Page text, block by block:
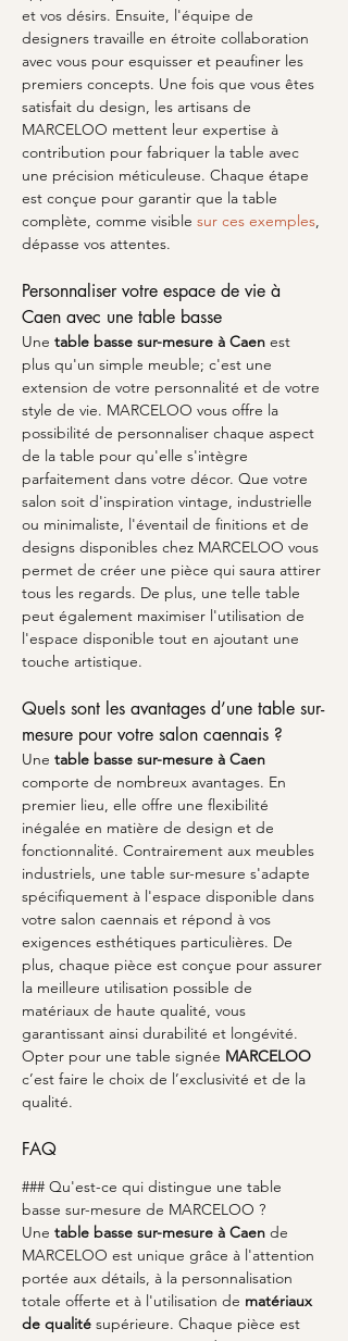
et vos désirs. Ensuite, l'équipe de
designers travaille en étroite collaboration
avec vous pour esquisser et peaufiner les
premiers concepts. Une fois que vous êtes
satisfait du design, les artisans de
MARCELOO mettent leur expertise à
contribution pour fabriquer la table avec
une précision méticuleuse. Chaque étape
est conçue pour garantir que la table
complète, comme visible sur ces exemples,
dépasse vos attentes.
Personnaliser votre espace de vie à
Caen avec une table basse
Une table basse sur-mesure à Caen est
plus qu'un simple meuble; c'est une
extension de votre personnalité et de votre
style de vie. MARCELOO vous offre la
possibilité de personnaliser chaque aspect
de la table pour qu'elle s'intègre
parfaitement dans votre décor. Que votre
salon soit d'inspiration vintage, industrielle
ou minimaliste, l'éventail de finitions et de
designs disponibles chez MARCELOO vous
permet de créer une pièce qui saura attirer
tous les regards. De plus, une telle table
peut également maximiser l'utilisation de
l'espace disponible tout en ajoutant une
touche artistique.
Quels sont les avantages d’une table sur-
mesure pour votre salon caennais ?
Une table basse sur-mesure à Caen
comporte de nombreux avantages. En
premier lieu, elle offre une flexibilité
inégalée en matière de design et de
fonctionnalité. Contrairement aux meubles
industriels, une table sur-mesure s'adapte
spécifiquement à l'espace disponible dans
votre salon caennais et répond à vos
exigences esthétiques particulières. De
plus, chaque pièce est conçue pour assurer
la meilleure utilisation possible de
matériaux de haute qualité, vous
garantissant ainsi durabilité et longévité.
Opter pour une table signée MARCELOO
c’est faire le choix de l’exclusivité et de la
qualité.
FAQ
### Qu'est-ce qui distingue une table
basse sur-mesure de MARCELOO ?
Une table basse sur-mesure à Caen de
MARCELOO est unique grâce à l'attention
portée aux détails, à la personnalisation
totale offerte et à l'utilisation de matériaux
de qualité supérieure. Chaque pièce est